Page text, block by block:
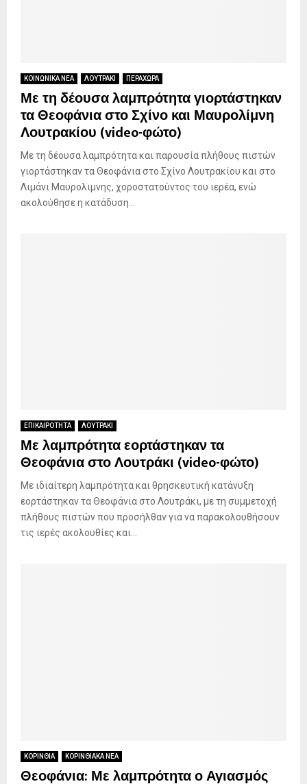
ΚΟΙΝΩΝΙΚΑ ΝΕΑ ΛΟΥΤΡΑΚΙ ΠΕΡΑΧΩΡΑ
Με τη δέουσα λαμπρότητα γιορτάστηκαν
τα Θεοφάνια στο Σχίνο και Μαυρολίμνη
Λουτρακίου (video-φώτο)
Με τη δέουσα λαμπρότητα και παρουσία πλήθους πιστών
γιορτάστηκαν τα Θεοφάνια στο Σχίνο Λουτρακίου και στο
Λιμάνι Μαυρολιμνης, χοροστατούντος του ιερέα, ενώ
ακολούθησε η κατάδυση...
ΕΠΙΚΑΙΡΟΤΗΤΑ ΛΟΥΤΡΑΚΙ
Με λαμπρότητα εορτάστηκαν τα
Θεοφάνια στο Λουτράκι (video-φώτο)
Με ιδιαίτερη λαμπρότητα και θρησκευτική κατάνυξη
εορτάστηκαν τα Θεοφάνια στο Λουτράκι, με τη συμμετοχή
πλήθους πιστών που προσήλθαν για να παρακολουθήσουν
τις ιερές ακολουθίες και...
ΚΟΡΙΝΘΙΑ ΚΟΡΙΝΘΙΑΚΑ ΝΕΑ
Θεοφάνια: Με λαμπρότητα ο Αγιασμός